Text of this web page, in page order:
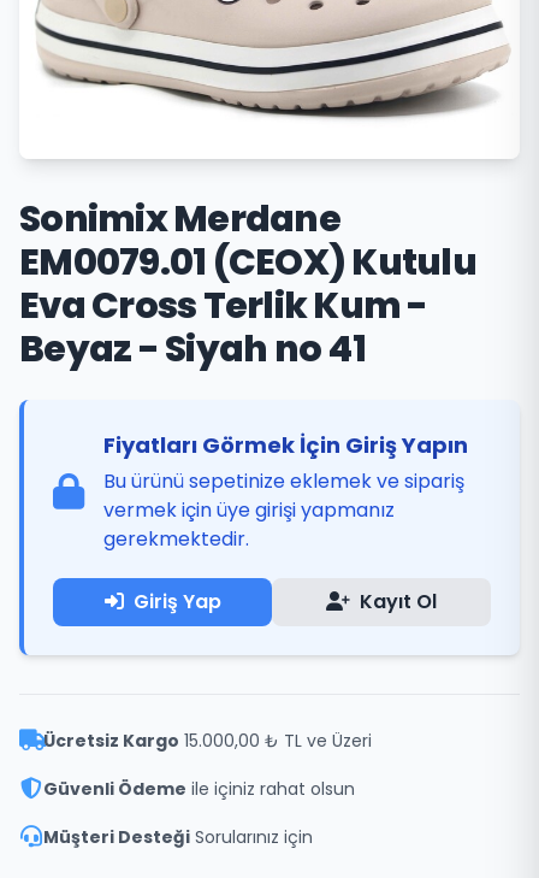
Sonimix Merdane
EM0079.01 (CEOX) Kutulu
Eva Cross Terlik Kum -
Beyaz - Siyah no 41
Fiyatları Görmek İçin Giriş Yapın
Bu ürünü sepetinize eklemek ve sipariş
vermek için üye girişi yapmanız
gerekmektedir.
Giriş Yap Kayıt Ol
Ücretsiz Kargo 15.000,00 ₺ TL ve Üzeri
Güvenli Ödeme ile içiniz rahat olsun
Müşteri Desteği Sorularınız için